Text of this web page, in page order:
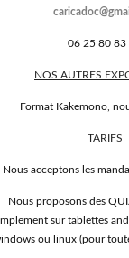
06 25 80 83
NOS AUTRES
Format Kakemono,
TARIFS
Nous acceptons les
Nous proposons des
sur tablettes
ou linux (pour